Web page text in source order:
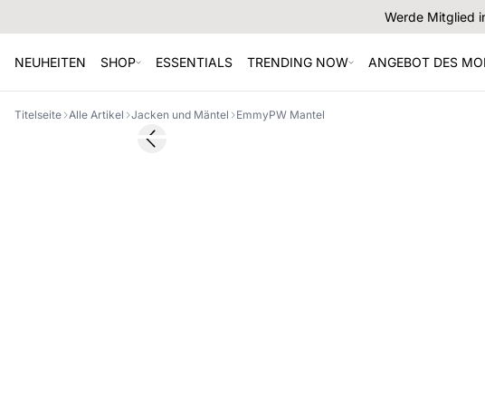
Werde Mitglied
NEUHEITEN SHOP ESSENTIALS TRENDING NOW ANGEBOT DES
Titelseite Alle Artikel Jacken und Mäntel
EmmyPW Mantel
SALEPrevious slide